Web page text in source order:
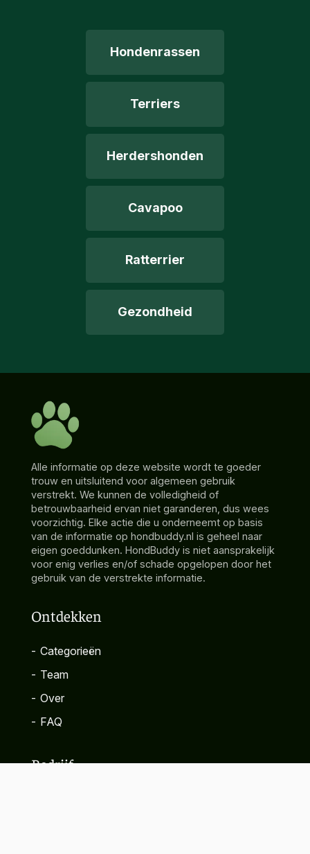
Hondenrassen
Terriers
Herdershonden
Cavapoo
Ratterrier
Gezondheid
Alle informatie op deze website wordt te goeder
trouw en uitsluitend voor algemeen gebruik
verstrekt. We kunnen de volledigheid of
betrouwbaarheid ervan niet garanderen, dus wees
voorzichtig. Elke actie die u onderneemt op basis
van de informatie op hondbuddy.nl is geheel naar
eigen goeddunken. HondBuddy is niet aansprakelijk
voor enig verlies en/of schade opgelopen door het
gebruik van de verstrekte informatie.
Ontdekken
- Categorieën
- Team
- Over
- FAQ
Bedrijf